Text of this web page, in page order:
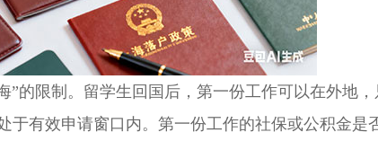
限制。留学生回国后，第一份工作可以在外地，
于有效申请窗口内。第一份工作的社保或公积金是